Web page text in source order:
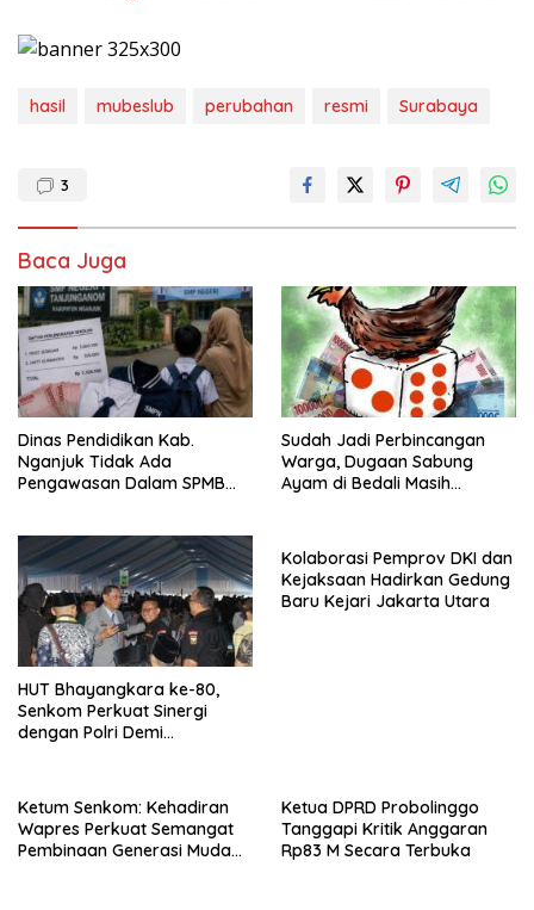
hasil mubeslub perubahan resmi Surabaya
3
Baca Juga
Dinas Pendidikan Kab.
Nganjuk Tidak Ada
Pengawasan Dalam SPMB
Sudah Jadi Perbincangan
Warga, Dugaan Sabung
Ayam di Bedali Masih
HUT Bhayangkara ke-80,
Senkom Perkuat Sinergi
dengan Polri Demi
Kolaborasi Pemprov DKI dan
Kejaksaan Hadirkan Gedung
Baru Kejari Jakarta Utara
Ketum Senkom: Kehadiran
Wapres Perkuat Semangat
Pembinaan Generasi Muda
Ketua DPRD Probolinggo
Tanggapi Kritik Anggaran
Rp83 M Secara Terbuka